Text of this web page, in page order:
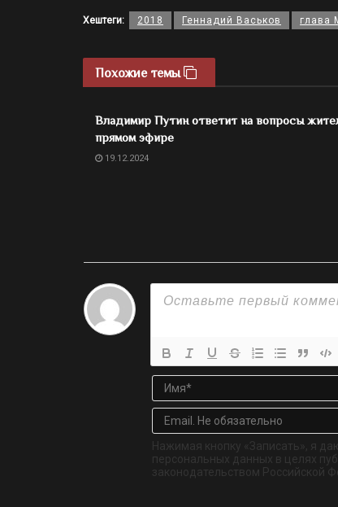
Хештеги: 2018 Геннадий Васьков глава
Похожие темы
Владимир Путин ответит на вопросы
прямом эфире
19.12.2024
Нажимая кнопку «Записать», я
персональных данных в целях
законодательством Российской